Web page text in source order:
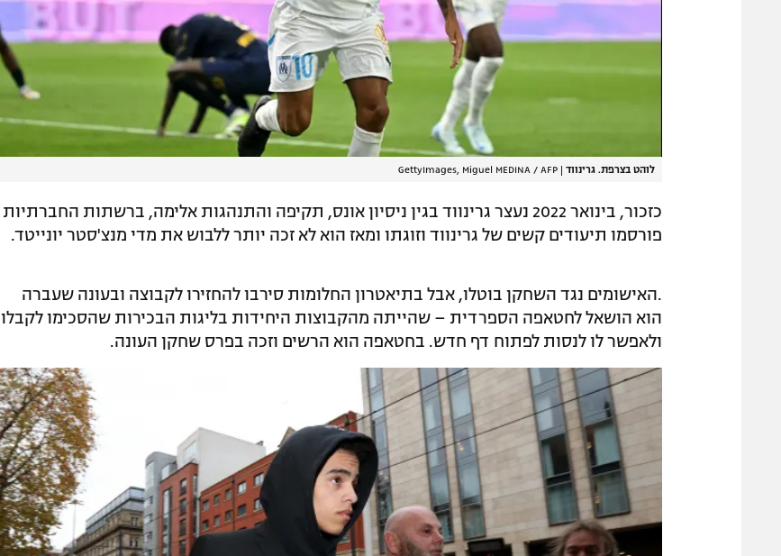
לוהט בצרפת. גרינווד GettyImages, Miguel MEDINA / AFP
כזכור, בינואר 2022 נעצר גרינווד בגין ניסיון אונס, תקיפה והתנהגות אלימה, ברשתות החברתיות
פורסמו תיעודים קשים של גרינווד וזוגתו ומאז הוא לא זכה יותר ללבוש את מדי מנצ'סטר יונייטד.
.האישומים נגד השחקן בוטלו, אבל בתיאטרון החלומות סירבו להחזירו לקבוצה ובעונה שעברה
הוא הושאל לחטאפה הספרדית – שהייתה מהקבוצות היחידות בליגות הבכירות שהסכימו לקבלו
ולאפשר לו לנסות לפתוח דף חדש. בחטאפה הוא הרשים וזכה בפרס שחקן העונה.